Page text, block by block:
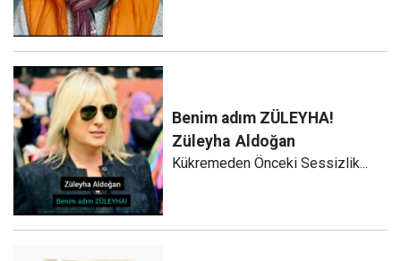
Benim adım ZÜLEYHA!
Züleyha Aldoğan
Kükremeden Önceki Sessizlik...